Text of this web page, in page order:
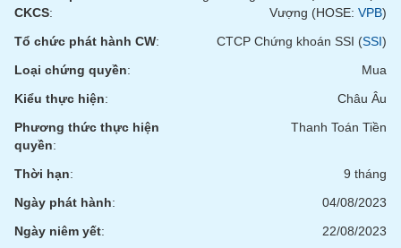
CKCS:
Vượng (HOSE: VPB)
Tổ chức phát hành CW: CTCP Chứng khoán SSI (SSI)
Loại chứng quyền:
Mua
Kiểu thực hiện:
Châu Âu
Phương thức thực hiện
quyền:
Thanh Toán Tiền
Thời hạn:
9 tháng
Ngày phát hành:
04/08/2023
Ngày niêm yết:
22/08/2023
tài
Công
đầu